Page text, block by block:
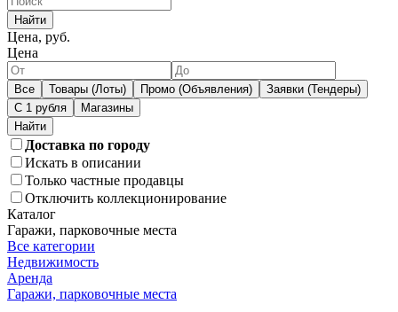
Найти
Цена, руб.
Цена
Все Товары (Лоты) Промо (Объявления)
Заявки (Тендеры)
С 1 рубля
Магазины
Доставка по городу
Искать в описании
Только частные продавцы
Отключить коллекционирование
Каталог
Гаражи, парковочные места
Все категории
Недвижимость
Аренда
Гаражи, парковочные места